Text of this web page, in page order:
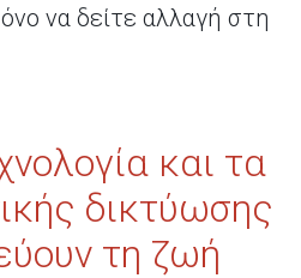
να δείτε αλλαγή στη
και τα
δικτύωσης
τη ζωή